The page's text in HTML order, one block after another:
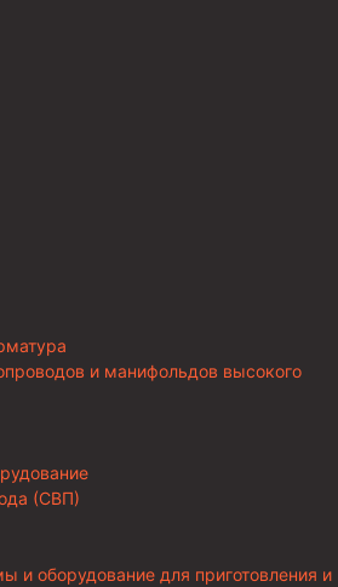
и манифольдов высокого
(СВП)
и оборудование для приготовления и